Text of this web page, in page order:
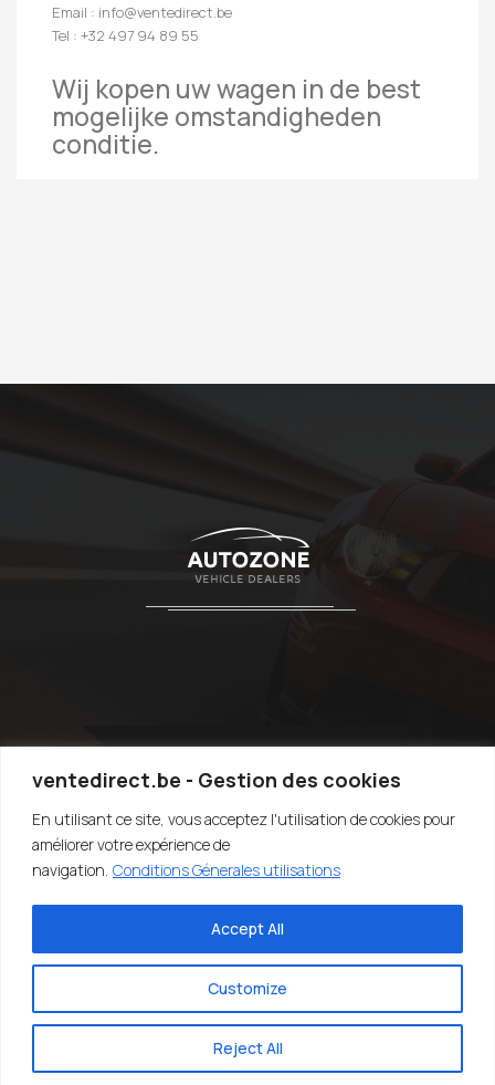
ventedirect.be - Gestion des cookies
En utilisant ce site, vous acceptez l'utilisation de cookies pour
améliorer votre expérience de
navigation. Conditions Génerales utilisations
Customize
Reject All
Accept All
Email : info@ventedirect.be
Tel : +32 497 94 89 55
Wij kopen uw wagen in de best
mogelijke omstandigheden
conditie.
TOP
©2020-2022 VENTEDIRECT.BE - VENDRE SA VOITURE RAPIDEMENT -